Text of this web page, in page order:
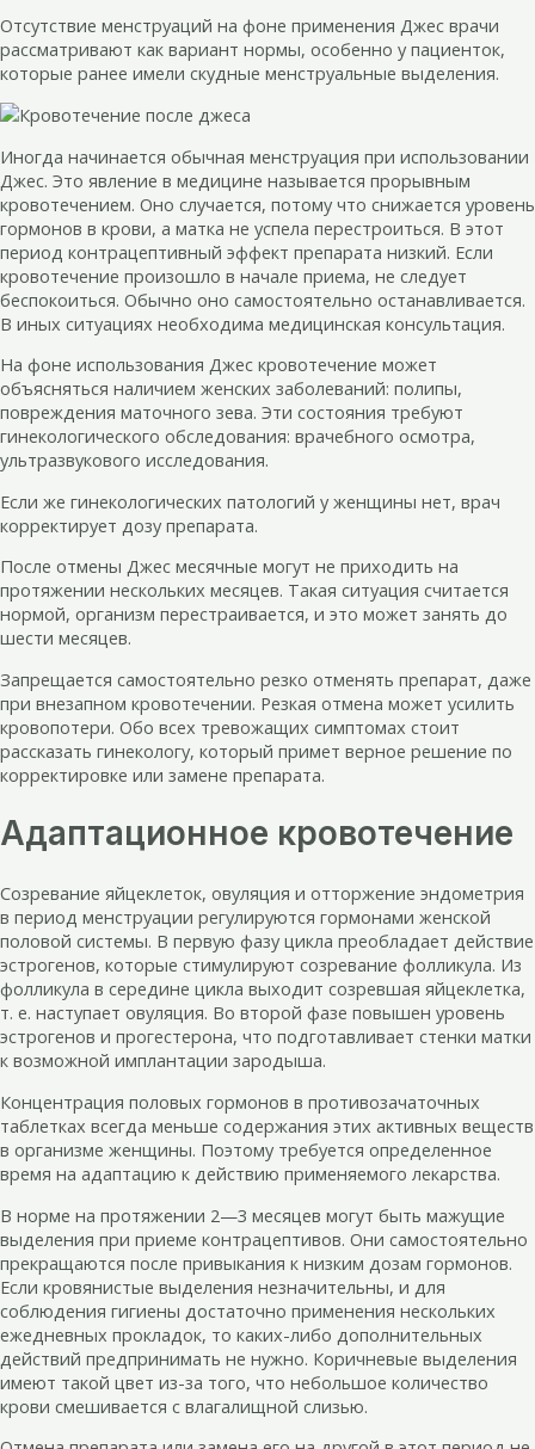
Отсутствие менструаций на фоне применения Джес врачи
рассматривают как вариант нормы, особенно у пациенток,
которые ранее имели скудные менструальные выделения.
Иногда начинается обычная менструация при использовании
Джес. Это явление в медицине называется прорывным
кровотечением. Оно случается, потому что снижается уровень
гормонов в крови, а матка не успела перестроиться. В этот
период контрацептивный эффект препарата низкий. Если
кровотечение произошло в начале приема, не следует
беспокоиться. Обычно оно самостоятельно останавливается.
В иных ситуациях необходима медицинская консультация.
На фоне использования Джес кровотечение может
объясняться наличием женских заболеваний: полипы,
повреждения маточного зева. Эти состояния требуют
гинекологического обследования: врачебного осмотра,
ультразвукового исследования.
Если же гинекологических патологий у женщины нет, врач
корректирует дозу препарата.
После отмены Джес месячные могут не приходить на
протяжении нескольких месяцев. Такая ситуация считается
нормой, организм перестраивается, и это может занять до
шести месяцев.
Запрещается самостоятельно резко отменять препарат, даже
при внезапном кровотечении. Резкая отмена может усилить
кровопотери. Обо всех тревожащих симптомах стоит
рассказать гинекологу, который примет верное решение по
корректировке или замене препарата.
Адаптационное кровотечение
Созревание яйцеклеток, овуляция и отторжение эндометрия
в период менструации регулируются гормонами женской
половой системы. В первую фазу цикла преобладает действие
эстрогенов, которые стимулируют созревание фолликула. Из
фолликула в середине цикла выходит созревшая яйцеклетка,
т. е. наступает овуляция. Во второй фазе повышен уровень
эстрогенов и прогестерона, что подготавливает стенки матки
к возможной имплантации зародыша.
Концентрация половых гормонов в противозачаточных
таблетках всегда меньше содержания этих активных веществ
в организме женщины. Поэтому требуется определенное
время на адаптацию к действию применяемого лекарства.
В норме на протяжении 2—3 месяцев могут быть мажущие
выделения при приеме контрацептивов. Они самостоятельно
прекращаются после привыкания к низким дозам гормонов.
Если кровянистые выделения незначительны, и для
соблюдения гигиены достаточно применения нескольких
ежедневных прокладок, то каких-либо дополнительных
действий предпринимать не нужно. Коричневые выделения
имеют такой цвет из-за того, что небольшое количество
крови смешивается с влагалищной слизью.